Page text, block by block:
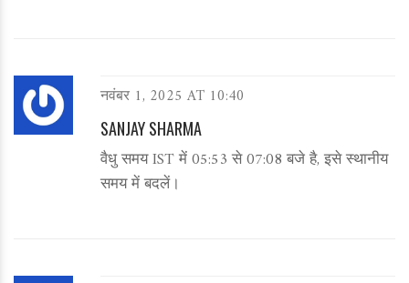
नवंबर 1, 2025 AT 10:40
SANJAY SHARMA
वैधु समय IST में 05:53 से 07:08 बजे है, इसे स्थानीय
समय में बदलें।